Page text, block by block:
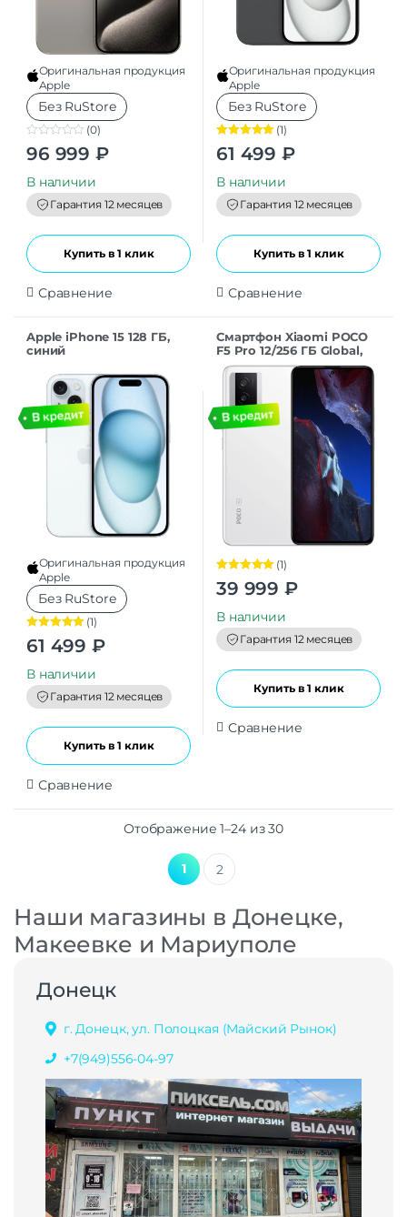
Оригинальная продукция
Apple
Без RuStore
0
o
t
o
f
5
(0)
96 999 ₽
В наличии
Гарантия 12 месяцев
Купить в 1 клик
Сравнение
Оригинальная продукция
Apple
Без RuStore
Оценка 5.00
из 5
(1)
61 499 ₽
В наличии
Гарантия 12 месяцев
Купить в 1 клик
Сравнение
Apple iPhone 15 128 ГБ,
синий
Оригинальная продукция
Apple
Без RuStore
Оценка 5.00
из 5
(1)
61 499 ₽
В наличии
Гарантия 12 месяцев
Купить в 1 клик
Сравнение
Смартфон Xiaomi POCO
F5 Pro 12/256 ГБ Global,
Dual nano SIM, белый
Оценка5.00
из 5
(1)
39 999 ₽
В наличии
Гарантия 12 месяцев
Купить в 1 клик
Сравнение
Отображение 1–24 из 30
1 2
Наши магазины в Донецке,
Макеевке и Мариуполе
Донецк
г. Донецк, ул. Полоцкая (Майский Рынок)
+7(949)556-04-97